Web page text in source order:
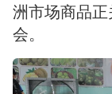
洲市场商品
会。